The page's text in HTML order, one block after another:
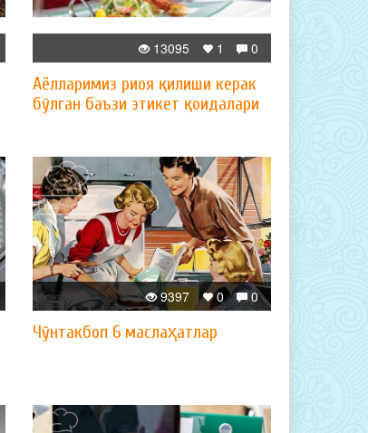
0
1
13095
Аёлларимиз риоя қилиши керак
бўлган баъзи этикет қоидалари
0
0
9397
Чўнтакбоп 6 маслаҳатлар